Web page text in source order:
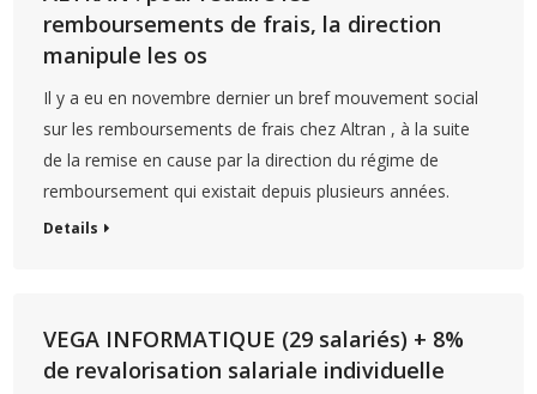
remboursements de frais, la direction
manipule les os
Il y a eu en novembre dernier un bref mouvement social
sur les remboursements de frais chez Altran , à la suite
de la remise en cause par la direction du régime de
remboursement qui existait depuis plusieurs années.
Details
VEGA INFORMATIQUE (29 salariés) + 8%
de revalorisation salariale individuelle